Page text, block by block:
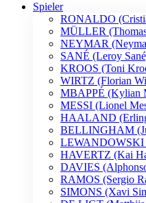
Spieler
RONALDO
MÜLLER
NEYMAR
SANÉ (Leroy
KROOS (Toni
WIRTZ (Florian
MBAPPÉ (Kylian
MESSI (Lionel
HAALAND
BELLINGHAM
LEWANDOWSKI
HAVERTZ (Kai
DAVIES
RAMOS (Sergio
SIMONS (Xavi